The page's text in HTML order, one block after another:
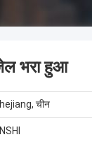
भरा हुआ
चीन